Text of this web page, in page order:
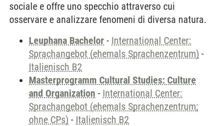
sociale e offre uno specchio attraverso cui
osservare e analizzare fenomeni di diversa natura.
Leuphana Bachelor - International Center:
Sprachangebot (ehemals Sprachenzentrum) -
Italienisch B2
Masterprogramm Cultural Studies: Culture
and Organization - International Center:
Sprachangebot (ehemals Sprachenzentrum;
ohne CPs) - Italienisch B2